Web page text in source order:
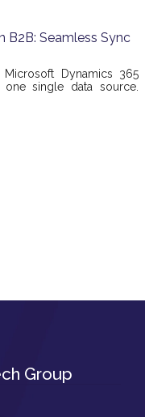
B2B: Seamless Sync
Dynamics 365
one single data source.
Group